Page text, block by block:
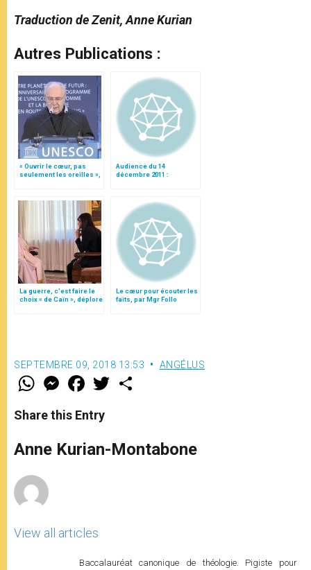
Traduction de Zenit, Anne Kurian
Autres Publications :
« Ouvrir le cœur, pas
seulement les oreilles »,
Audience du 14
décembre 2011 :
La guerre, c’est faire le
choix « de Caïn », déplore
Le cœur pour écouter les
faits, par Mgr Follo
SEPTEMBRE 09, 2018 13:53 ANGÉLUS
W
t
s
p
p
M
e
s
e
g
e
F
a
e
b
o
k
w
r
Share this Entry
Anne Kurian-Montabone
View all articles
Baccalauréat canonique de théologie. Pigiste pour